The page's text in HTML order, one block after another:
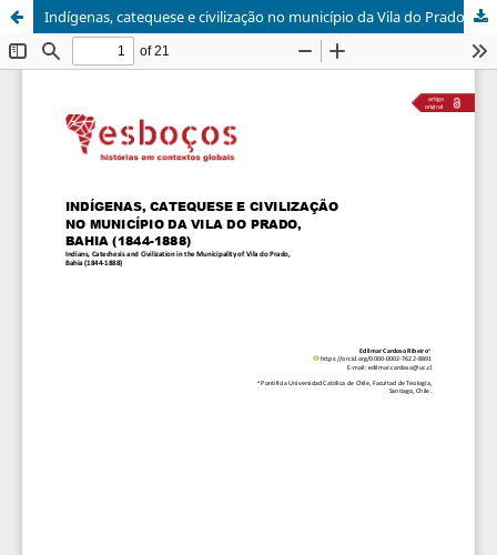
Indígenas, catequese e civilização no município da Vila do Prado, Bahia (1844-1888)